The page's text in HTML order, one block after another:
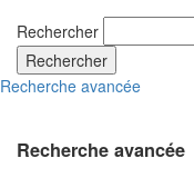
Rechercher
Rechercher
Recherche avancée
Recherche avancée